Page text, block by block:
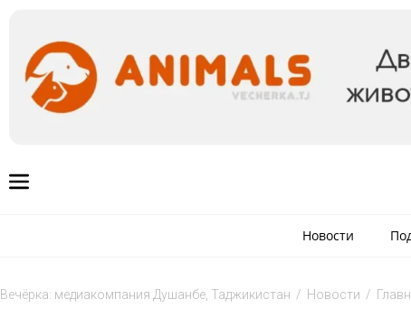
Новости
Вечёрка: медиакомпания Душанбе, Таджикистан / Новости /